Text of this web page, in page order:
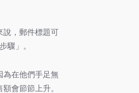
說，郵件標題可
驟」。
為在他們手足無
會節節上升。